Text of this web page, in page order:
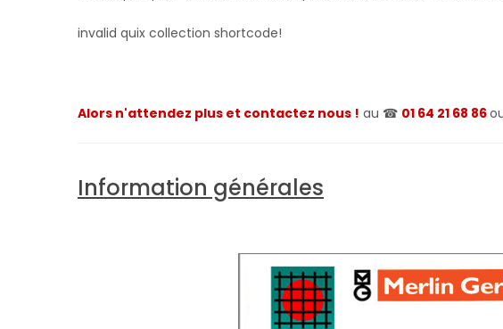
invalid quix collection shortcode!
Alors n'attendez plus et contactez nous ! au ☎ 01 64 21 68 86
Information générales